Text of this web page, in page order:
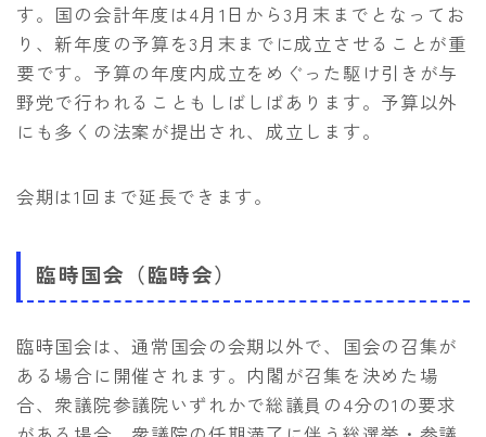
す。国の会計年度は4月1日から3月末までとなってお
り、新年度の予算を3月末までに成立させることが重
要です。予算の年度内成立をめぐった駆け引きが与
野党で行われることもしばしばあります。予算以外
にも多くの法案が提出され、成立します。
会期は1回まで延長できます。
臨時国会（臨時会）
臨時国会は、通常国会の会期以外で、国会の召集が
ある場合に開催されます。内閣が召集を決めた場
合、衆議院参議院いずれかで総議員の4分の1の要求